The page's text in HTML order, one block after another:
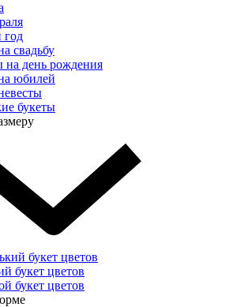
свадьбу
на день рождения
юбилей
букеты
букет цветов
букет цветов
букет цветов